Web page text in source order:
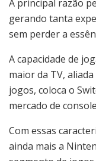
A principal razão
gerando tanta
sem perder a
A capacidade de
maior da TV,
jogos, coloca o
mercado de
Com essas
ainda mais a